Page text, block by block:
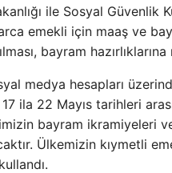
ile Sosyal
emekli için maaş ve
bayram
medya hesapları
ila 22 Mayıs tarihleri
bayram ikramiyeleri
Ülkemizin kıymetli